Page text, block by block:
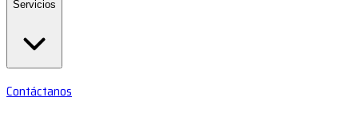
Servicios
Contáctanos